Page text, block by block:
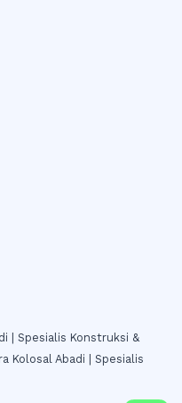
| Spesialis Konstruksi &
Kolosal Abadi | Spesialis